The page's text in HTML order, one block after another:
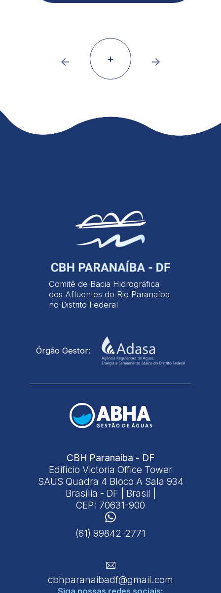
+
Comitê de Bacia Hidrográfica
dos Afluentes do Rio Paranaíba
no Distrito Federal
Órgão Gestor:
CBH Paranaíba - DF
Edifício Victoria Office Tower
SAUS Quadra 4 Bloco A Sala 934
Brasília - DF | Brasil |
CEP: 70631-900
(61) 99842-2771
cbhparanaibadf@gmail.com